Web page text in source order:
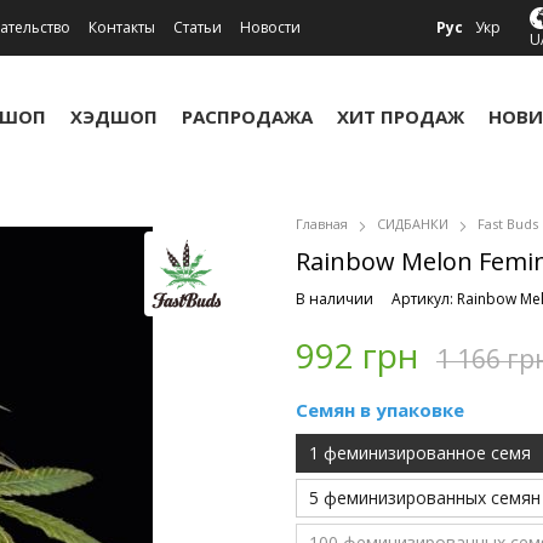
Контакты Статьи Новости Рус Укр
ХЭДШОП РАСПРОДАЖА ХИТ ПРОДАЖ
Главная СИДБАНКИ Fast Buds
Rainbow Melon
В наличии Артикул: Rainbow
992 грн 1 166
Семян в упаковке
1 феминизированное семя
5 феминизированных семян